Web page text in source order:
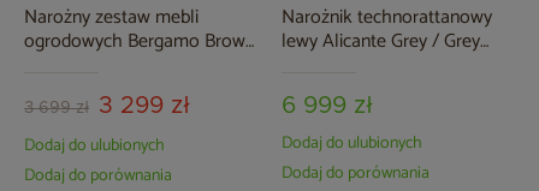
Narożny zestaw mebli
ogrodowych Bergamo Brown
3 699 zł 3 299 zł
Dodaj do ulubionych
Dodaj do porównania
Narożnik technorattanowy
lewy Alicante Grey / Grey
6 999 zł
Dodaj do ulubionych
Dodaj do porównania